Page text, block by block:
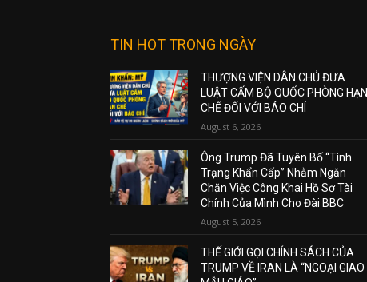
TIN HOT TRONG NGÀY
THƯỢNG VIỆN DÂN CHỦ ĐƯA
LUẬT CẤM BỘ QUỐC PHÒNG HẠN
CHẾ ĐỐI VỚI BÁO CHÍ
August 6, 2026
Ông Trump Đã Tuyên Bố “Tình
Trạng Khẩn Cấp” Nhằm Ngăn
Chặn Việc Công Khai Hồ Sơ Tài
Chính Của Mình Cho Đài BBC
August 5, 2026
THẾ GIỚI GỌI CHÍNH SÁCH CỦA
TRUMP VỀ IRAN LÀ “NGOẠI GIAO